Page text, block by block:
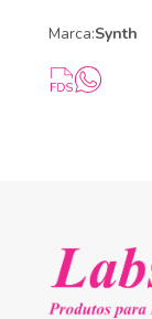
Marca:Synth